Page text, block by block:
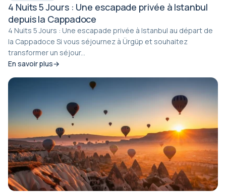
4 Nuits 5 Jours : Une escapade privée à Istanbul
depuis la Cappadoce
4 Nuits 5 Jours : Une escapade privée à Istanbul au départ de
la Cappadoce Si vous séjournez à Ürgüp et souhaitez
transformer un séjour...
En savoir plus